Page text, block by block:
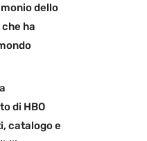
dello
ha
di HBO
catalogo e